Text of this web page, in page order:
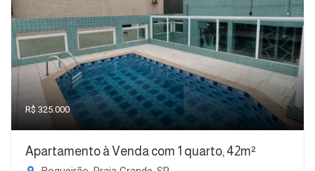
R$ 325.000
Apartamento à Venda com 1 quarto, 42m²